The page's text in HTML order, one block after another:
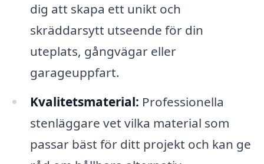
dig att skapa ett unikt och
skräddarsytt utseende för din
uteplats, gångvägar eller
garageuppfart.
Kvalitetsmaterial: Professionella
stenläggare vet vilka material som
passar bäst för ditt projekt och kan ge